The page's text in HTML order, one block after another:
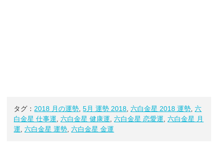
タグ： 2018 月の運勢 ,5月 運勢 2018 ,六白金星 2018 運勢 ,六
白金星 仕事運 ,六白金星 健康運 ,六白金星 恋愛運 ,六白金星 月
運 ,六白金星 運勢 ,六白金星 金運